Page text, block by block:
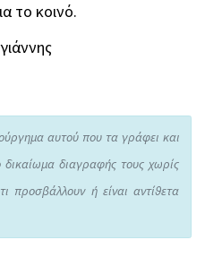
το κοινό.
αυτού που τα γράφει και
διαγραφής τους χωρίς
προσβάλλουν ή είναι αντίθετα